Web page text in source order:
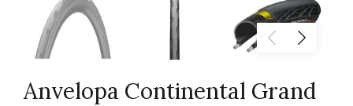
Anvelopa Continental Grand